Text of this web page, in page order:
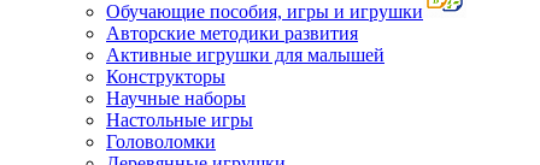
Обучающие пособия, игры и игрушки
Авторские методики развития
Активные игрушки для малышей
Конструкторы
Научные наборы
Настольные игры
Головоломки